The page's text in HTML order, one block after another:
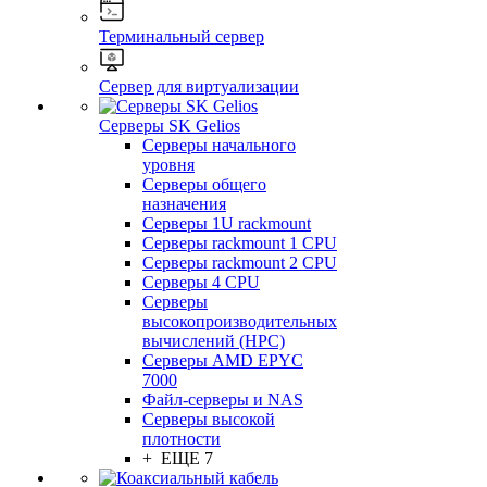
Терминальный сервер
Сервер для виртуализации
Серверы SK Gelios
Серверы начального
уровня
Серверы общего
назначения
Серверы 1U rackmount
Серверы rackmount 1 CPU
Серверы rackmount 2 CPU
Серверы 4 CPU
Серверы
высокопроизводительных
вычислений (HPC)
Серверы AMD EPYC
7000
Файл-серверы и NAS
Серверы высокой
плотности
+ ЕЩЕ 7